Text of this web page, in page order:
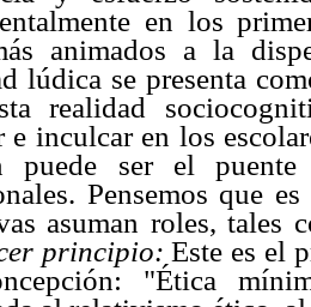
en los
animados a la
lúdica se presenta
realidad
e inculcar en los
puede ser el puente
Pensemos que
asuman roles, tales
principio:Este es el
"Ética